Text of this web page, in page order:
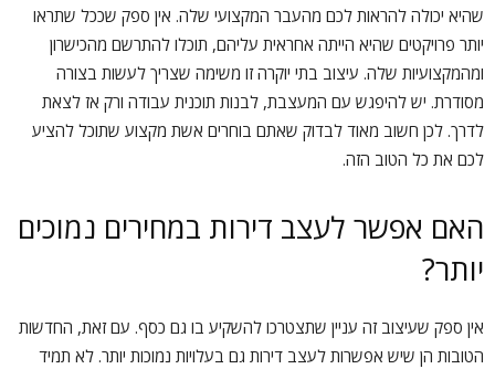
שהיא יכולה להראות לכם מהעבר המקצועי שלה. אין ספק שככל שתראו
יותר פרויקטים שהיא הייתה אחראית עליהם, תוכלו להתרשם מהכישרון
ומהמקצועיות שלה. עיצוב בתי יוקרה זו משימה שצריך לעשות בצורה
מסודרת. יש להיפגש עם המעצבת, לבנות תוכנית עבודה ורק אז לצאת
לדרך. לכן חשוב מאוד לבדוק שאתם בוחרים אשת מקצוע שתוכל להציע
לכם את כל הטוב הזה.
האם אפשר לעצב דירות במחירים נמוכים
יותר?
אין ספק שעיצוב זה עניין שתצטרכו להשקיע בו גם כסף. עם זאת, החדשות
הטובות הן שיש אפשרות לעצב דירות גם בעלויות נמוכות יותר. לא תמיד